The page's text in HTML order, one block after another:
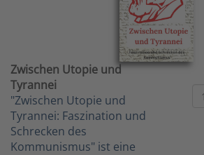
Zwischen Utopie und
Tyrannei
"Zwischen Utopie und
Tyrannei: Faszination und
Schrecken des
Kommunismus" ist eine